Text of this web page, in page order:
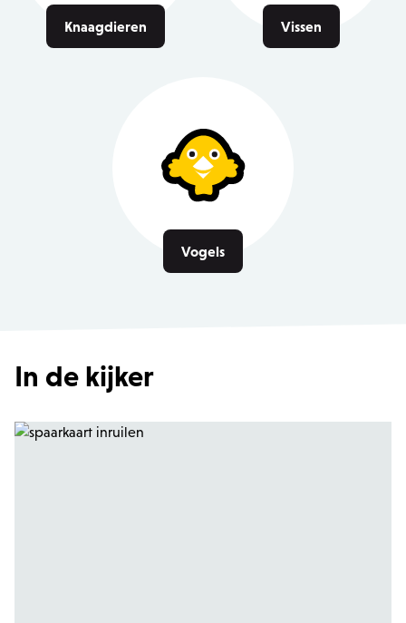
Knaagdieren Vissen
Vogels
In de kijker